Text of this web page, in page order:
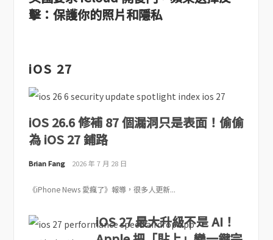
擊：保護你的照片和隱私
iOS 27
iOS 26.6 修補 87 個漏洞只是表面！偷偷
為 iOS 27 鋪路
Brian Fang 2026 年 7 月 28 日
《iPhone News 愛瘋了》報導，很多人更新...
iOS 27 最大升級不是 AI！